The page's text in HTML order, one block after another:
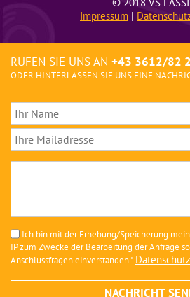
Impressum |
RUFEN SIE UNS AN +43 3612/82
ODER HINTERLASSEN SIE UNS EINE
Ich bin mit der Erhebung/Speicherung
IP zum Zwecke der Bearbeitung der Anfrage
Anschlussfragen einverstanden.* Datenschutz